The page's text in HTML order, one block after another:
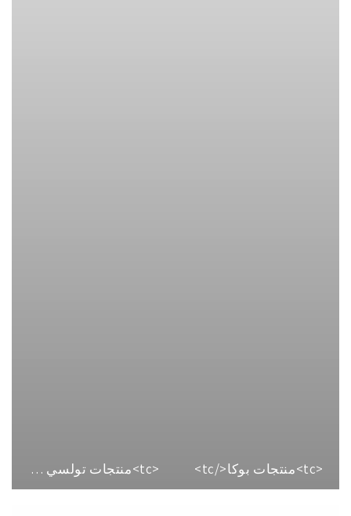
<tc>منتجات بوكا</tc> <tc>منتجات تولسي سبيريت</tc>